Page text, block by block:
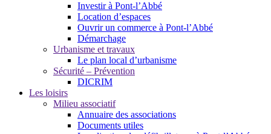
Investir à Pont-l’Abbé
Location d’espaces
Ouvrir un commerce à Pont-l’Abbé
Démarchage
Urbanisme et travaux
Le plan local d’urbanisme
Sécurité – Prévention
DICRIM
Les loisirs
Milieu associatif
Annuaire des associations
Documents utiles